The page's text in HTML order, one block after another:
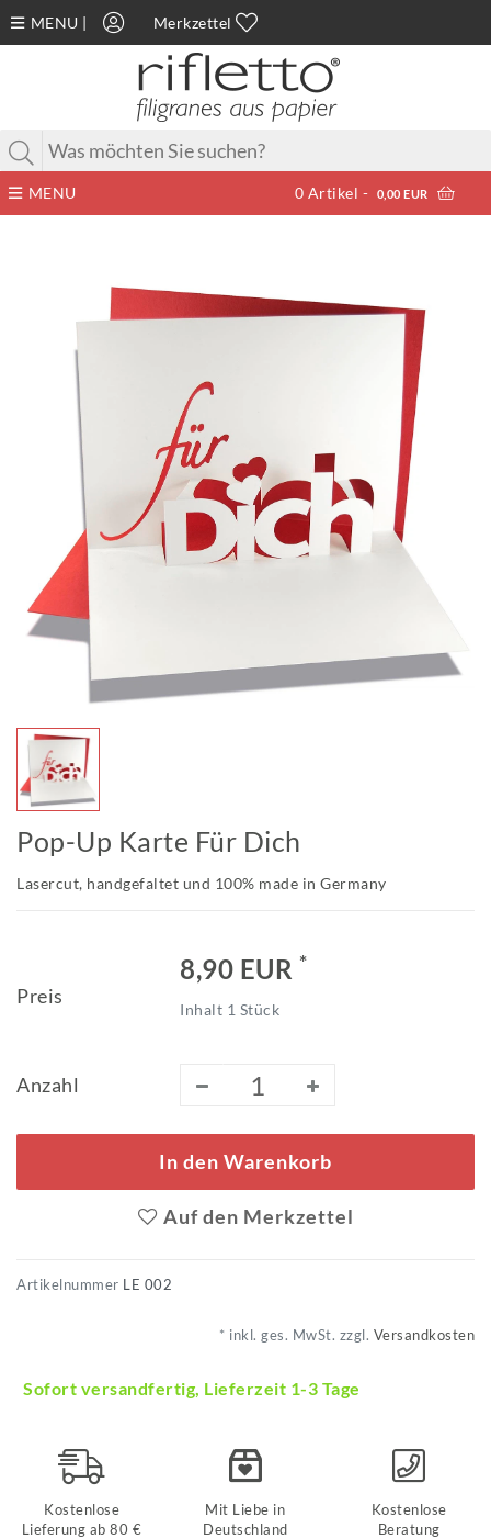
MENU Merkzettel
MENU 0 Artikel - 0,00 EUR
Pop-Up Karte Für Dich
Lasercut, handgefaltet und 100% made in Germany
Preis
8,90 EUR *
Inhalt 1 Stück
Anzahl
In den Warenkorb
Auf den Merkzettel
Artikelnummer LE 002
* inkl. ges. MwSt. zzgl. Versandkosten
Sofort versandfertig, Lieferzeit 1-3 Tage
Kostenlose
Lieferung ab 80 €
Mit Liebe in
Deutschland
Kostenlose
Beratung